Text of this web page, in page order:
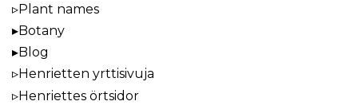
Plant names
Botany
Blog
Henrietten yrttisivuja
Henriettes örtsidor